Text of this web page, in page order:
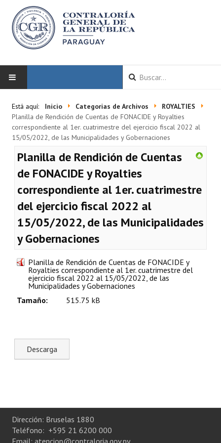
LA CGR
Misión y Visión
Marco Normativo
Organigrama
Plan Estratégico 2022 - 2026
Memorias
Convenios
ACTIVIDADES DE CONTROL
Rendición de Cuentas de Viáticos
Reporte de Hechos Punibles
Está aquí: Inicio Categorias de Archivos
ROYALTIES
Planilla de Rendición de Cuentas de FONACIDE y Royalties
correspondiente al 1er. cuatrimestre del ejercicio fiscal 2022 al
15/05/2022, de las Municipalidades y Gobernaciones
Planilla de Rendición de Cuentas
de FONACIDE y Royalties
correspondiente al 1er. cuatrimestre
del ejercicio fiscal 2022 al
15/05/2022, de las Municipalidades
y Gobernaciones
Planilla de Rendición de Cuentas de FONACIDE y
Royalties correspondiente al 1er. cuatrimestre del
ejercicio fiscal 2022 al 15/05/2022, de las
Municipalidades y Gobernaciones
Tamaño:
515.75 kB
Dirección: Bruselas 1880
Teléfono: +595 21 6200 000
Email: atencion@contraloria.gov.py